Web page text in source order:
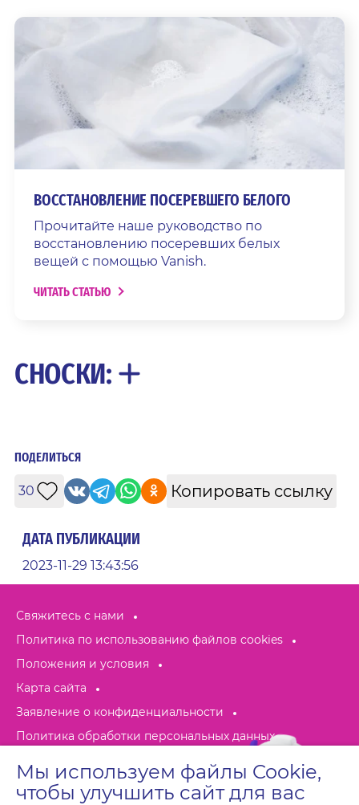
ВОССТАНОВЛЕНИЕ ПОСЕРЕВШЕГО БЕЛОГО
Прочитайте наше руководство по
восстановлению посеревших белых
вещей с помощью Vanish.
ЧИТАТЬ СТАТЬЮ
СНОСКИ:
ПОДЕЛИТЬСЯ
30 Копировать ссылку
ДАТА ПУБЛИКАЦИИ
2023-11-29 13:43:56
Свяжитесь с нами
Политика по использованию файлов cookies
Положения и условия
Карта сайта
Заявление о конфиденциальности
Политика обработки персональных данных
Как отбелить рубашку?
Мы используем файлы Cookie,
чтобы улучшить сайт для вас